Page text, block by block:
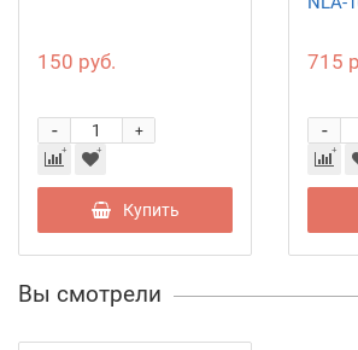
150 руб.
+
-
Купить
715
-
Вы смотрели